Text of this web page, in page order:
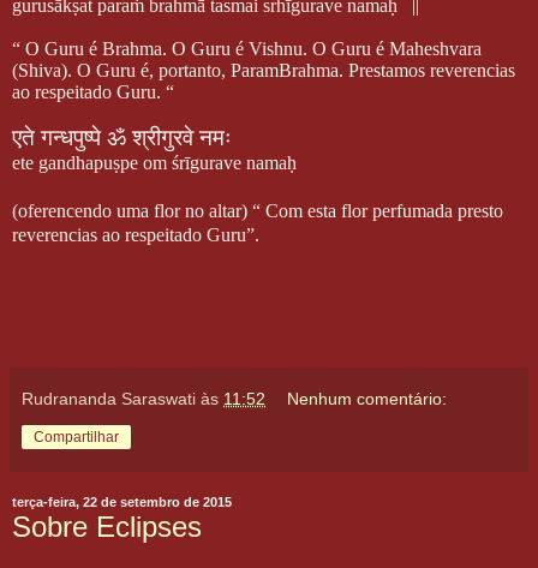
gurusākṣat paraṁ brahmā tasmai srhīgurave namaḥ
||
“ O Guru é Brahma. O Guru é Vishnu. O Guru é Maheshvara
(Shiva). O Guru é, portanto, ParamBrahma. Prestamos reverencias
ao respeitado Guru. “
एते गन्धपुष्पे ॐ श्रीगुरवे नमः
ete gandhapuṣpe om śrīgurave namaḥ
(oferencendo uma flor no altar) “ Com esta flor perfumada presto
reverencias ao respeitado Guru”.
Rudrananda Saraswati às 11:52 Nenhum comentário:
Compartilhar
terça-feira, 22 de setembro de 2015
Sobre Eclipses